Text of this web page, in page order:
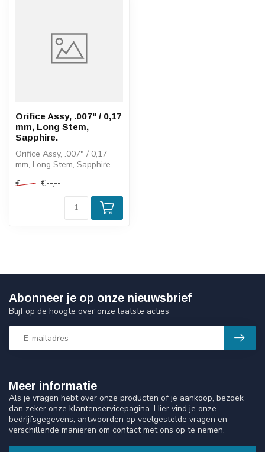
Orifice Assy, .007" / 0,17
mm, Long Stem,
Sapphire.
Orifice Assy, .007" / 0,17
mm, Long Stem, Sapphire.
€--,-- €--,--
Meer informatie
Als je vragen hebt over onze producten of je aankoop, bezoek
dan zeker onze klantenservicepagina. Hier vind je onze
bedrijfsgegevens, antwoorden op veelgestelde vragen en
verschillende manieren om contact met ons op te nemen.
Abonneer je op onze nieuwsbrief
Blijf op de hoogte over onze laatste acties